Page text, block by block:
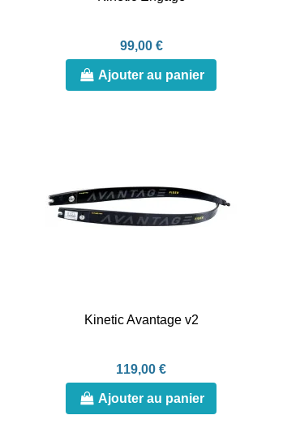
99,00 €
Ajouter au panier
Kinetic Avantage v2
119,00 €
Ajouter au panier